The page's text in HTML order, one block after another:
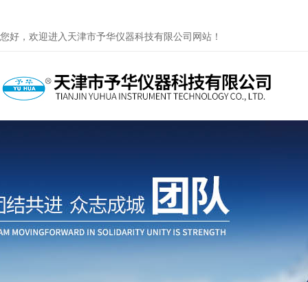
您好，欢迎进入天津市予华仪器科技有限公司网站！